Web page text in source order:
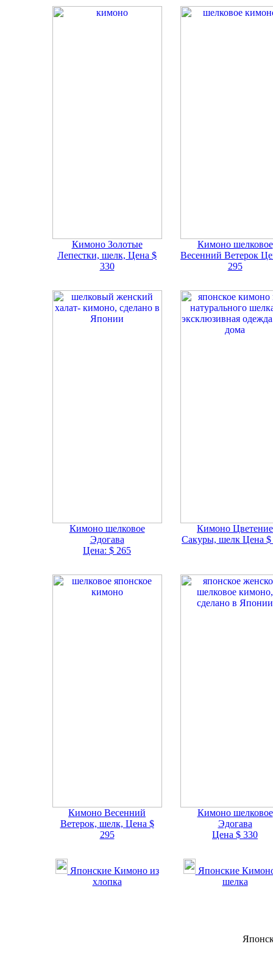
Кимоно Золотые
Лепестки, шелк, Цена $
330
Кимоно шелковое
Весенний Ветерок
295
Кимоно шелковое
Эдогава
Цена: $ 265
Кимоно Цветение
Сакуры, шелк Цена $
Кимоно Весенний
Ветерок, шелк, Цена $
295
Кимоно шелковое
Эдогава
Цена $ 330
Японские Кимоно из
хлопка
Японские
шелка